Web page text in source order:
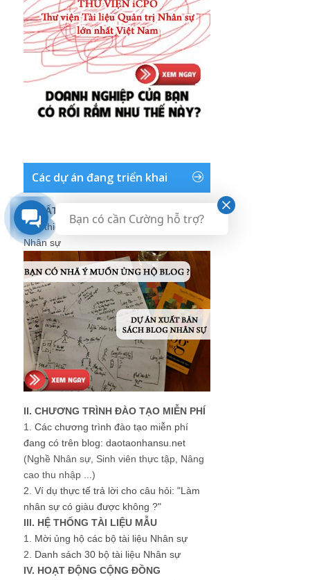
Các dự án đang triển khai
I. XUẤT BẢN SÁCH
Giới thiệu về dự án xuất bản sách Blog
Nhân sự
II. CHƯƠNG TRÌNH ĐÀO TẠO MIỄN PHÍ
1. Các chương trình đào tạo miễn phí
đang có trên blog: daotaonhansu.net
(Nghề Nhân sự, Sinh viên thực tập, Nâng
cao thu nhập ...)
2. Ví dụ thực tế trả lời cho câu hỏi: "Làm
nhân sự có giàu được không ?"
III. HỆ THỐNG TÀI LIỆU MẪU
1. Mời ủng hộ các bộ tài liệu Nhân sự
2. Danh sách 30 bộ tài liệu Nhân sự
IV. HOẠT ĐỘNG CỘNG ĐỒNG
Bạn có cần Cường hỗ trợ?